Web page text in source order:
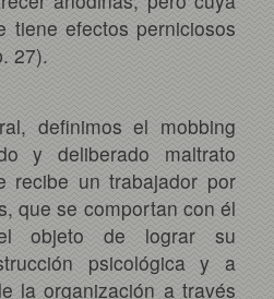
tiene efectos perniciosos
27).
definimos el mobbing
y deliberado maltrato
recibe un trabajador por
que se comportan con él
objeto de lograr su
psicológica y a
la organización a través